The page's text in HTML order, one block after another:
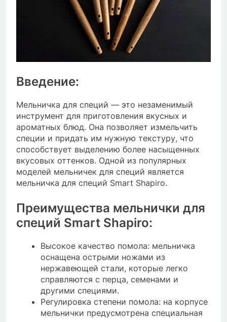
Введение:
Мельничка для специй — это незаменимый
инструмент для приготовления вкусных и
ароматных блюд. Она позволяет измельчить
специи и придать им нужную текстуру, что
способствует выделению более насыщенных
вкусовых оттенков. Одной из популярных
моделей мельничек для специй является
мельничка для специй Smart Shapiro.
Преимущества мельнички для
специй Smart Shapiro:
Высокое качество помола: мельничка
оснащена острыми ножами из
нержавеющей стали, которые легко
справляются с перца, семенами и
другими специями.
Регулировка степени помола: на корпусе
мельнички предусмотрена специальная